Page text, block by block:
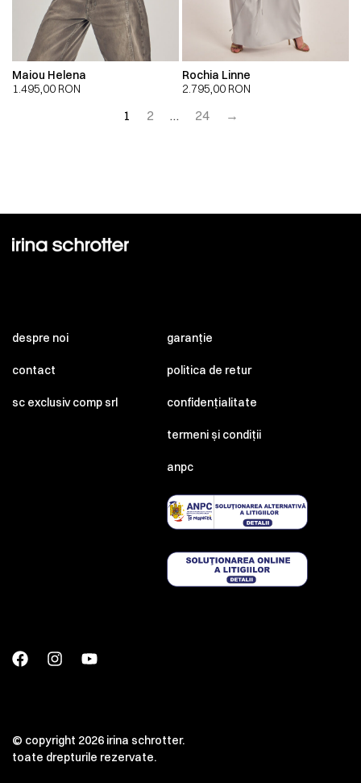
Maiou Helena
1.495,00 RON
Rochia Linne
2.795,00 RON
1 2 … 24 →
despre noi
contact
sc exclusiv comp srl
garanție
politica de retur
confidențialitate
termeni și condiții
anpc
© copyright 2026 irina schrotter.
toate drepturile rezervate.